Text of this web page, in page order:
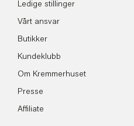
Ledige stillinger
Vårt ansvar
Butikker
Kundeklubb
Om Kremmerhuset
Presse
Affiliate